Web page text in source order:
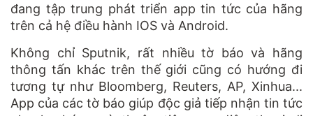
đang tập trung phát triển app tin tức của hãng
trên cả hệ điều hành IOS và Android.
Không chỉ Sputnik, rất nhiều tờ báo và hãng
thông tấn khác trên thế giới cũng có hướng đi
tương tự như Bloomberg, Reuters, AP, Xinhua...
App của các tờ báo giúp độc giả tiếp nhận tin tức